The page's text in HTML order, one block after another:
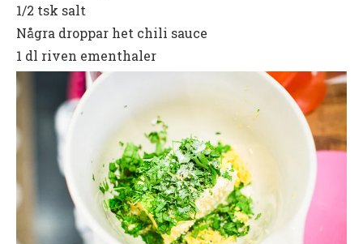
1/2 tsk salt
Några droppar het chili sauce
1 dl riven ementhaler